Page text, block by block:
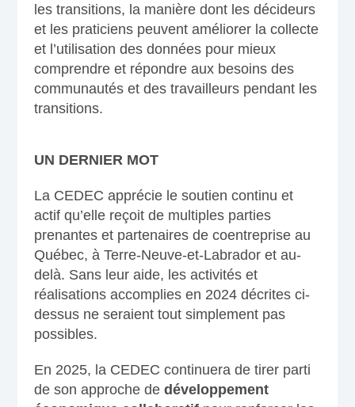
les transitions, la manière dont les décideurs
et les praticiens peuvent améliorer la collecte
et l’utilisation des données pour mieux
comprendre et répondre aux besoins des
communautés et des travailleurs pendant les
transitions.
UN DERNIER MOT
La CEDEC apprécie le soutien continu et
actif qu’elle reçoit de multiples parties
prenantes et partenaires de coentreprise au
Québec, à Terre-Neuve-et-Labrador et au-
delà. Sans leur aide, les activités et
réalisations accomplies en 2024 décrites ci-
dessus ne seraient tout simplement pas
possibles.
En 2025, la CEDEC continuera de tirer parti
de son approche de développement